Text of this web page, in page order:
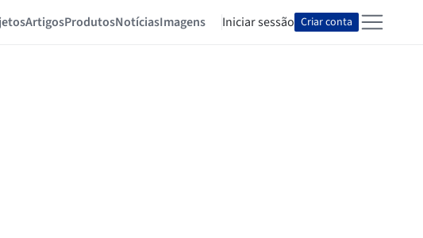
ArtigosProdutosNotíciasImagens Iniciar sessão Criar conta